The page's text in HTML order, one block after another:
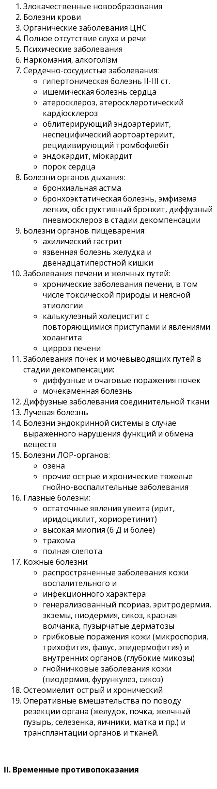
Злокачественные новообразования
Болезни крови
Органические заболевания ЦНС
Полное отсутствие слуха и речи
Психические заболевания
Наркомания, алкоголізм
Сердечно-сосудистые заболевания:
гипертоническая болезнь II-III ст.
ишемическая болезнь сердца
атеросклероз, атеросклеротический
кардіосклероз
облитерирующий эндоартериит,
неспецифический аортоартериит,
рецидивирующий тромбофлебіт
эндокардит, міокардит
порок сердца
Болезни органов дыхания:
бронхиальная астма
бронхоэктатическая болезнь, эмфизема
легких, обструктивный бронхит, диффузный
пневмосклероз в стадии декомпенсации
Болезни органов пищеварения:
ахилический гастрит
язвенная болезнь желудка и
двенадцатиперстной кишки
Заболевания печени и желчных путей:
хронические заболевания печени, в том
числе токсической природы и неясной
этиологии
калькулезный холецистит с
повторяющимися приступами и явлениями
холангита
цирроз печени
Заболевания почек и мочевыводящих путей в
стадии декомпенсации:
диффузные и очаговые поражения почек
мочекаменная болезнь
Диффузные заболевания соединительной ткани
Лучевая болезнь
Болезни эндокринной системы в случае
выраженного нарушения функций и обмена
веществ
Болезни ЛОР-органов:
озена
прочие острые и хронические тяжелые
гнойно-воспалительные заболевания
Глазные болезни:
остаточные явления увеита (ирит,
иридоциклит, хориоретинит)
высокая миопия (6 Д и более)
трахома
полная слепота
Кожные болезни:
распространенные заболевания кожи
воспалительного и
инфекционного характера
генерализованный псориаз, эритродермия,
экземы, пиодермия, сикоз, красная
волчанка, пузырчатые дерматозы
грибковые поражения кожи (микроспория,
трихофития, фавус, эпидермофития) и
внутренних органов (глубокие микозы)
гнойничковые заболевания кожи
(пиодермия, фурункулез, сикоз)
Остеомиелит острый и хронический
Оперативные вмешательства по поводу
резекции органа (желудок, почка, желчный
пузырь, селезенка, яичники, матка и пр.) и
трансплантации органов и тканей.
II. Временные противопоказания